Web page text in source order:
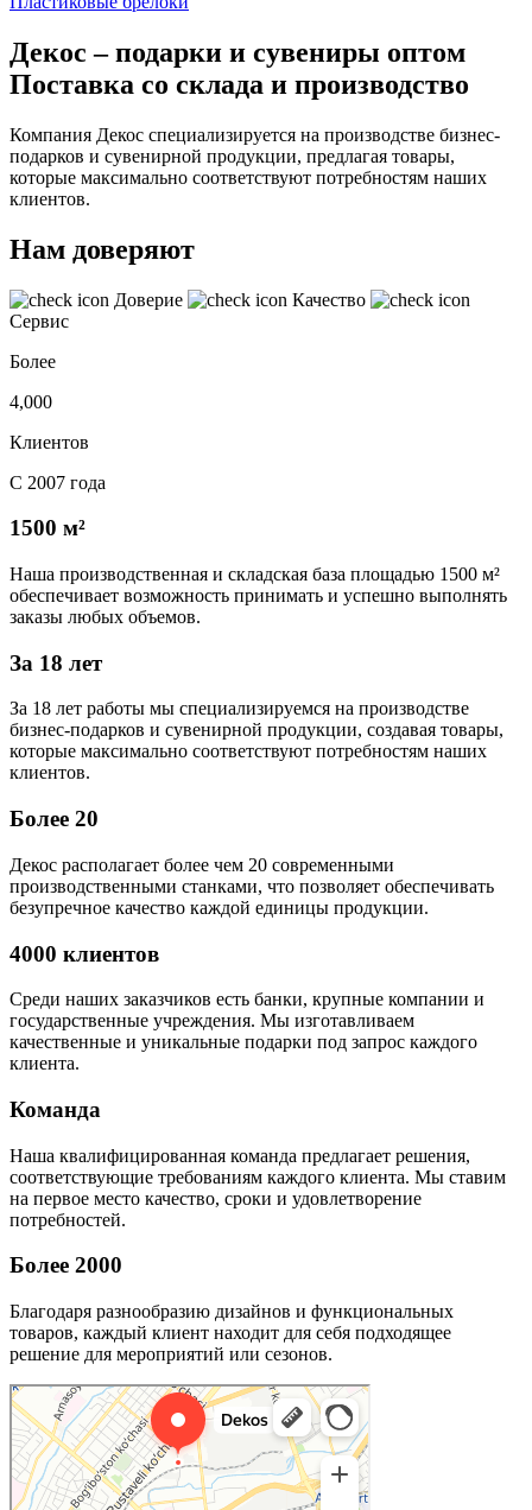
Декос – подарки и сувениры оптом
Поставка со склада и производство
Компания Декос специализируется на производстве бизнес-
подарков и сувенирной продукции, предлагая товары,
которые максимально соответствуют потребностям наших
клиентов.
Нам доверяют
Доверие
Качество
Сервис
Более
4,000
Клиентов
С 2007 года
1500 м²
Наша производственная и складская база площадью 1500 м²
обеспечивает возможность принимать и успешно выполнять
заказы любых объемов.
За 18 лет
За 18 лет работы мы специализируемся на производстве
бизнес-подарков и сувенирной продукции, создавая товары,
которые максимально соответствуют потребностям наших
клиентов.
Более 20
Декос располагает более чем 20 современными
производственными станками, что позволяет обеспечивать
безупречное качество каждой единицы продукции.
4000 клиентов
Среди наших заказчиков есть банки, крупные компании и
государственные учреждения. Мы изготавливаем
качественные и уникальные подарки под запрос каждого
клиента.
Команда
Наша квалифицированная команда предлагает решения,
соответствующие требованиям каждого клиента. Мы ставим
на первое место качество, сроки и удовлетворение
потребностей.
Более 2000
Благодаря разнообразию дизайнов и функциональных
товаров, каждый клиент находит для себя подходящее
решение для мероприятий или сезонов.